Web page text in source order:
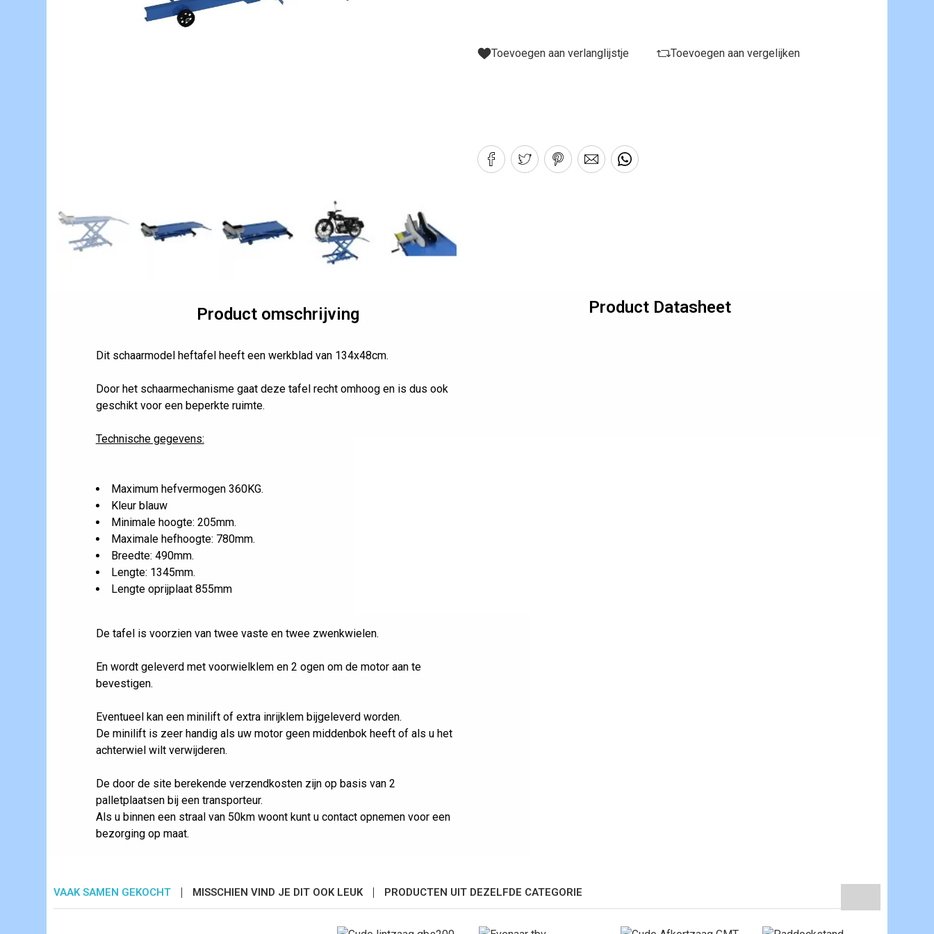
Toevoegen aan verlanglijstje Toevoegen aan vergelijken
Product omschrijving
Dit schaarmodel heftafel heeft een werkblad van 134x48cm.
Door het schaarmechanisme gaat deze tafel recht omhoog en is dus ook
geschikt voor een beperkte ruimte.
Technische gegevens:
Maximum hefvermogen 360KG.
Kleur blauw
Minimale hoogte: 205mm.
Maximale hefhoogte: 780mm.
Breedte: 490mm.
Lengte: 1345mm.
Lengte oprijplaat 855mm
De tafel is voorzien van twee vaste en twee zwenkwielen.
En wordt geleverd met voorwielklem en 2 ogen om de motor aan te
bevestigen.
Eventueel kan een minilift of extra inrijklem bijgeleverd worden.
De minilift is zeer handig als uw motor geen middenbok heeft of als u het
achterwiel wilt verwijderen.
De door de site berekende verzendkosten zijn op basis van 2
palletplaatsen bij een transporteur.
Als u binnen een straal van 50km woont kunt u contact opnemen voor een
bezorging op maat.
Product Datasheet
VAAK SAMEN GEKOCHT MISSCHIEN VIND JE DIT OOK LEUK PRODUCTEN UIT DEZELFDE CATEGORIE